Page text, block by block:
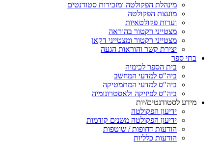
מינהלת הפקולטה ומזכירות סטודנטים
מועצת הפקולטה
ועדות פקולטאיות
מצטייני רקטור בהוראה
מצטייני רקטור ומצטייני דקאן
יצירת קשר והוראות הגעה
בתי ספר
בית הספר לכימיה
ביה"ס למדעי המחשב
ביה"ס למדעי המתמטיקה
ביה"ס לפיזיקה ולאסטרונומיה
מידע לסטודנטים/יות
ידיעון הפקולטה
ידיעון הפקולטה משנים קודמות
הודעות דחופות / שוטפות
הודעות כלליות